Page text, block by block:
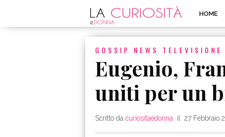
HOME
GOSSIP NEWS TELEVISIONE
Eugenio,
uniti per un
Scritto da curiositaèdonna il 27 Febbraio